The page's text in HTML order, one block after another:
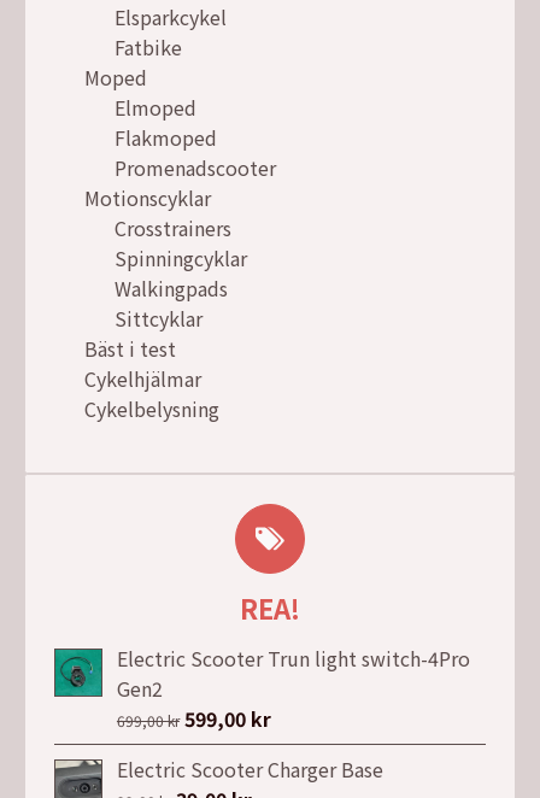
Elsparkcykel
Fatbike
Moped
Elmoped
Flakmoped
Promenadscooter
Motionscyklar
Crosstrainers
Spinningcyklar
Walkingpads
Sittcyklar
Bäst i test
Cykelhjälmar
Cykelbelysning
REA!
Electric Scooter Trun light switch-4Pro
Gen2
699,00kr Det
ursprungliga
priset
599,00 krDet
nuvarande
priset
Electric Scooter Charger Base